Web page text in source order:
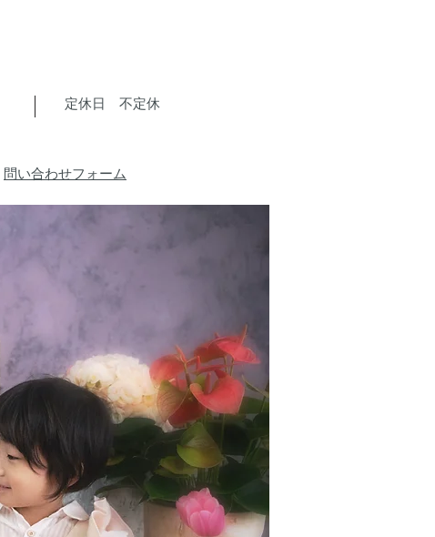
​定休日 不定休
問い合わせフォーム